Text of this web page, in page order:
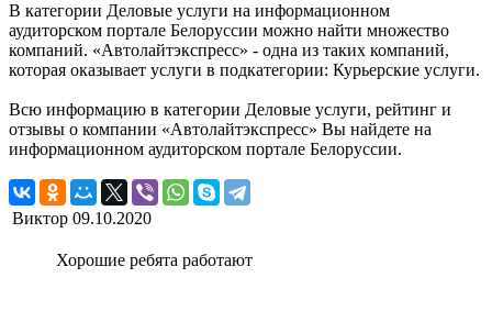
В категории Деловые услуги на информационном
аудиторском портале Белоруссии можно найти множество
компаний. «Автолайтэкспресс» - одна из таких компаний,
которая оказывает услуги в подкатегории: Курьерские услуги.
Всю информацию в категории Деловые услуги, рейтинг и
отзывы о компании «Автолайтэкспресс» Вы найдете на
информационном аудиторском портале Белоруссии.
Виктор 09.10.2020
Хорошие ребята работают